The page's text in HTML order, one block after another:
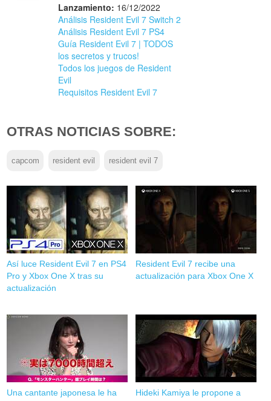
Lanzamiento: 16/12/2022
Análisis Resident Evil 7 Switch 2
Análisis Resident Evil 7 PS4
Guía Resident Evil 7 | TODOS
los secretos y trucos!
Todos los juegos de Resident
Evil
Requisitos Resident Evil 7
OTRAS NOTICIAS SOBRE:
capcom resident evil resident evil 7
Así luce Resident Evil 7 en PS4
Pro y Xbox One X tras su
actualización
Resident Evil 7 recibe una
actualización para Xbox One X
Una cantante japonesa le ha
Hideki Kamiya le propone a